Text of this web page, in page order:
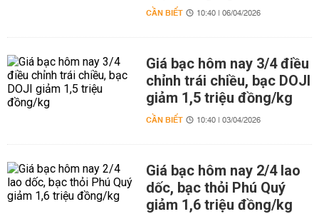
CẦN BIẾT 10:40 | 06/04/2026
Giá bạc hôm nay 3/4 điều
chỉnh trái chiều, bạc DOJI
giảm 1,5 triệu đồng/kg
CẦN BIẾT 10:40 | 03/04/2026
Giá bạc hôm nay 2/4 lao
dốc, bạc thỏi Phú Quý
giảm 1,6 triệu đồng/kg